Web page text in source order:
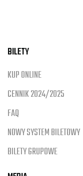
BILETY
KUP ONLINE
CENNIK 2024/2025
FAQ
NOWY SYSTEM BILETOWY
BILETY GRUPOWE